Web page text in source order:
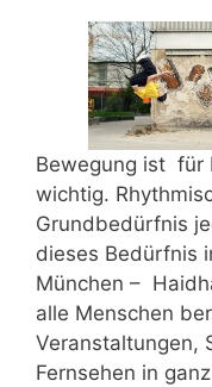
Bewegung ist für
wichtig.
Grundbedürfnis
dieses Bedürfnis
München –
alle Menschen
Veranstaltungen,
Fernsehen in